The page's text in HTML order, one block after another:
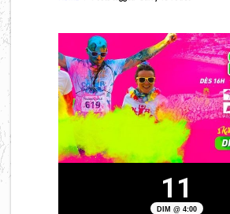
11
DIM @ 4:00